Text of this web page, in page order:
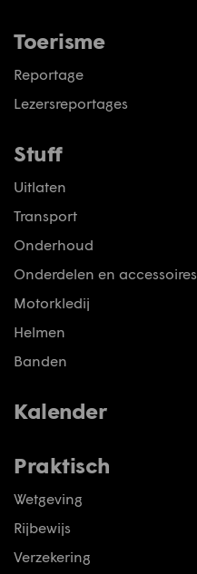
Toerisme
Reportage
Lezersreportages
Stuff
Uitlaten
Transport
Onderhoud
Onderdelen en accessoires
Motorkledij
Helmen
Banden
Kalender
Praktisch
Wetgeving
Rijbewijs
Verzekering